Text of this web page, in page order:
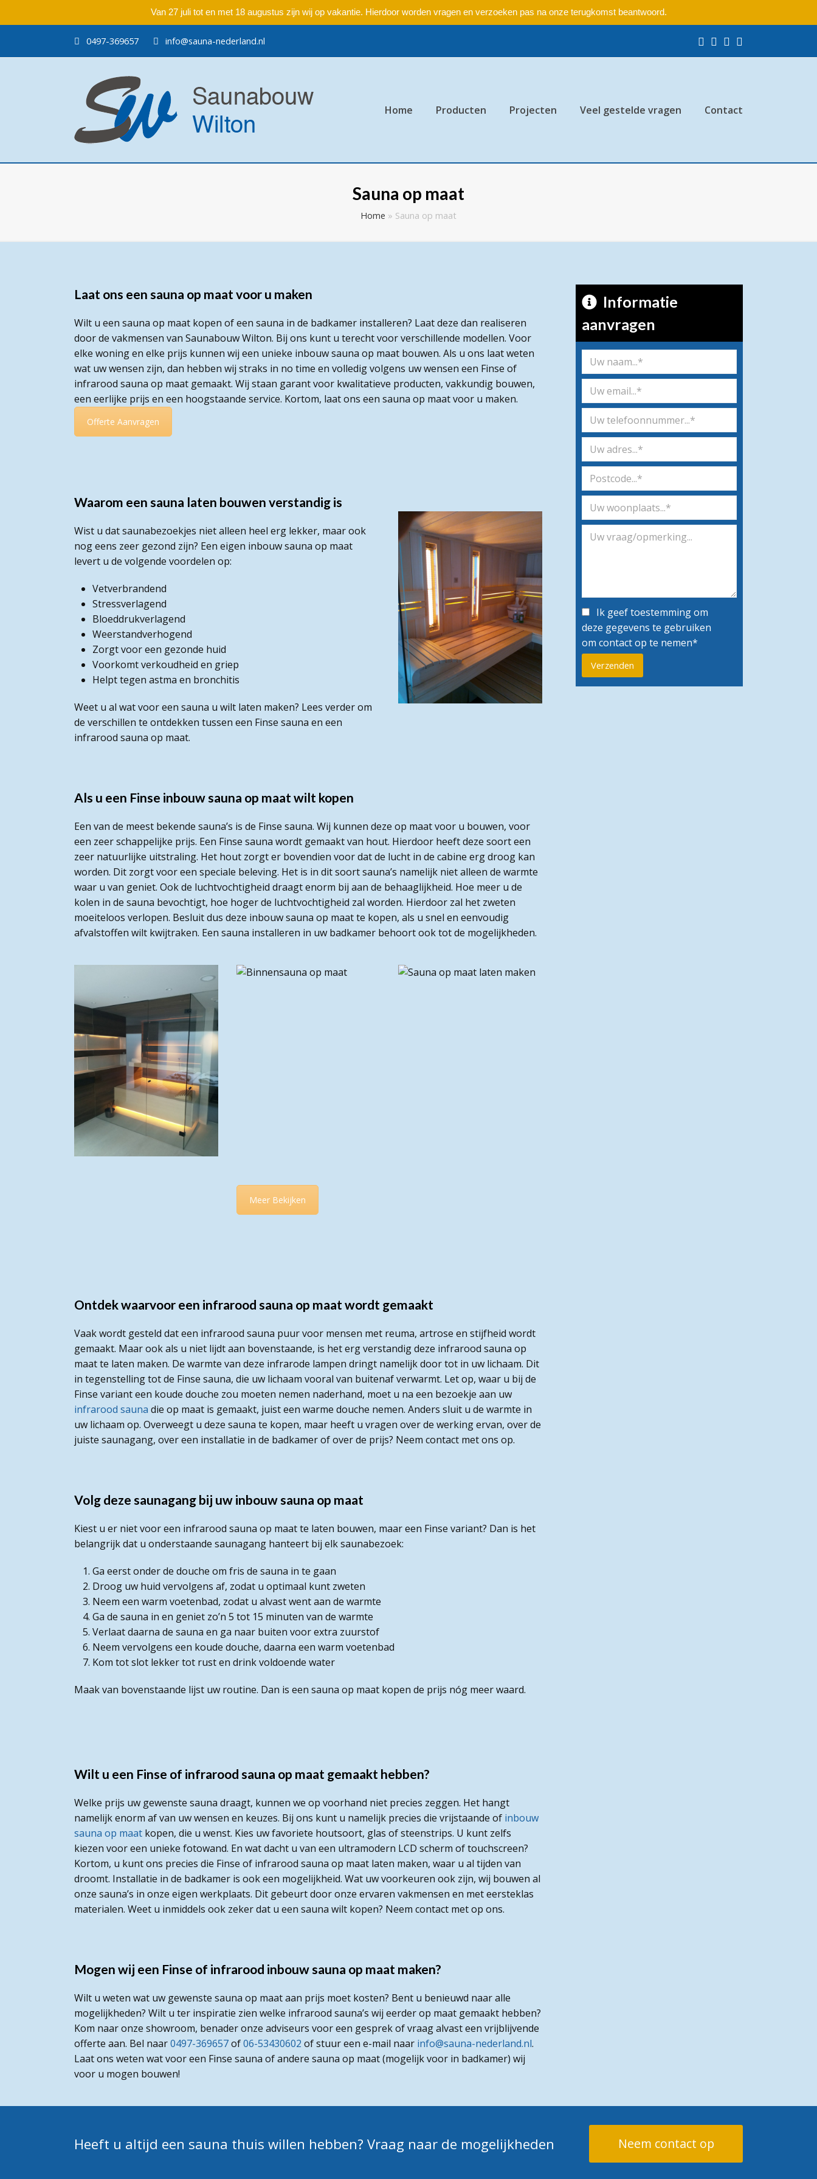
Van 27 juli tot en met 18 augustus zijn wij op vakantie. Hierdoor worden vragen en verzoeken pas na onze terugkomst beantwoord.
0497-369657 info@sauna-nederland.nl Facebook
Pinterest
Instagram
Home Producten Projecten Veel gestelde vragen Contact
Sauna op maat
Home » Sauna op maat
Laat ons een sauna op maat voor u maken
Wilt u een sauna op maat kopen of een sauna in de badkamer installeren? Laat deze dan realiseren
door de vakmensen van Saunabouw Wilton. Bij ons kunt u terecht voor verschillende modellen. Voor
elke woning en elke prijs kunnen wij een unieke inbouw sauna op maat bouwen. Als u ons laat weten
wat uw wensen zijn, dan hebben wij straks in no time en volledig volgens uw wensen een Finse of
infrarood sauna op maat gemaakt. Wij staan garant voor kwalitatieve producten, vakkundig bouwen,
een eerlijke prijs en een hoogstaande service. Kortom, laat ons een sauna op maat voor u maken.
Offerte Aanvragen
Waarom een sauna laten bouwen verstandig is
Wist u dat saunabezoekjes niet alleen heel erg lekker, maar ook
nog eens zeer gezond zijn? Een eigen inbouw sauna op maat
levert u de volgende voordelen op:
Vetverbrandend
Stressverlagend
Bloeddrukverlagend
Weerstandverhogend
Zorgt voor een gezonde huid
Voorkomt verkoudheid en griep
Helpt tegen astma en bronchitis
Weet u al wat voor een sauna u wilt laten maken? Lees verder om
de verschillen te ontdekken tussen een Finse sauna en een
infrarood sauna op maat.
Als u een Finse inbouw sauna op maat wilt kopen
Een van de meest bekende sauna’s is de Finse sauna. Wij kunnen deze op maat voor u bouwen, voor
een zeer schappelijke prijs. Een Finse sauna wordt gemaakt van hout. Hierdoor heeft deze soort een
zeer natuurlijke uitstraling. Het hout zorgt er bovendien voor dat de lucht in de cabine erg droog kan
worden. Dit zorgt voor een speciale beleving. Het is in dit soort sauna’s namelijk niet alleen de warmte
waar u van geniet. Ook de luchtvochtigheid draagt enorm bij aan de behaaglijkheid. Hoe meer u de
kolen in de sauna bevochtigt, hoe hoger de luchtvochtigheid zal worden. Hierdoor zal het zweten
moeiteloos verlopen. Besluit dus deze inbouw sauna op maat te kopen, als u snel en eenvoudig
afvalstoffen wilt kwijtraken. Een sauna installeren in uw badkamer behoort ook tot de mogelijkheden.
Meer Bekijken
Ontdek waarvoor een infrarood sauna op maat wordt gemaakt
Vaak wordt gesteld dat een infrarood sauna puur voor mensen met reuma, artrose en stijfheid wordt
gemaakt. Maar ook als u niet lijdt aan bovenstaande, is het erg verstandig deze infrarood sauna op
maat te laten maken. De warmte van deze infrarode lampen dringt namelijk door tot in uw lichaam. Dit
in tegenstelling tot de Finse sauna, die uw lichaam vooral van buitenaf verwarmt. Let op, waar u bij de
Finse variant een koude douche zou moeten nemen naderhand, moet u na een bezoekje aan uw
infrarood sauna die op maat is gemaakt, juist een warme douche nemen. Anders sluit u de warmte in
uw lichaam op. Overweegt u deze sauna te kopen, maar heeft u vragen over de werking ervan, over de
juiste saunagang, over een installatie in de badkamer of over de prijs? Neem contact met ons op.
Volg deze saunagang bij uw inbouw sauna op maat
Kiest u er niet voor een infrarood sauna op maat te laten bouwen, maar een Finse variant? Dan is het
belangrijk dat u onderstaande saunagang hanteert bij elk saunabezoek:
Ga eerst onder de douche om fris de sauna in te gaan
Droog uw huid vervolgens af, zodat u optimaal kunt zweten
Neem een warm voetenbad, zodat u alvast went aan de warmte
Ga de sauna in en geniet zo’n 5 tot 15 minuten van de warmte
Verlaat daarna de sauna en ga naar buiten voor extra zuurstof
Neem vervolgens een koude douche, daarna een warm voetenbad
Kom tot slot lekker tot rust en drink voldoende water
Maak van bovenstaande lijst uw routine. Dan is een sauna op maat kopen de prijs nóg meer waard.
Wilt u een Finse of infrarood sauna op maat gemaakt hebben?
Welke prijs uw gewenste sauna draagt, kunnen we op voorhand niet precies zeggen. Het hangt
namelijk enorm af van uw wensen en keuzes. Bij ons kunt u namelijk precies die vrijstaande of inbouw
sauna op maat kopen, die u wenst. Kies uw favoriete houtsoort, glas of steenstrips. U kunt zelfs
kiezen voor een unieke fotowand. En wat dacht u van een ultramodern LCD scherm of touchscreen?
Kortom, u kunt ons precies die Finse of infrarood sauna op maat laten maken, waar u al tijden van
droomt. Installatie in de badkamer is ook een mogelijkheid. Wat uw voorkeuren ook zijn, wij bouwen al
onze sauna’s in onze eigen werkplaats. Dit gebeurt door onze ervaren vakmensen en met eersteklas
materialen. Weet u inmiddels ook zeker dat u een sauna wilt kopen? Neem contact met op ons.
Mogen wij een Finse of infrarood inbouw sauna op maat maken?
Wilt u weten wat uw gewenste sauna op maat aan prijs moet kosten? Bent u benieuwd naar alle
mogelijkheden? Wilt u ter inspiratie zien welke infrarood sauna’s wij eerder op maat gemaakt hebben?
Kom naar onze showroom, benader onze adviseurs voor een gesprek of vraag alvast een vrijblijvende
offerte aan. Bel naar0497-369657of06-53430602 of stuur een e-mail naar info@sauna-nederland.nl.
Laat ons weten wat voor een Finse sauna of andere sauna op maat (mogelijk voor in badkamer) wij
voor u mogen bouwen!
Informatie
aanvragen
Ik geef toestemming om
deze gegevens te gebruiken
om contact op te nemen*
Heeft u altijd een sauna thuis willen hebben? Vraag naar de mogelijkheden Neem contact op